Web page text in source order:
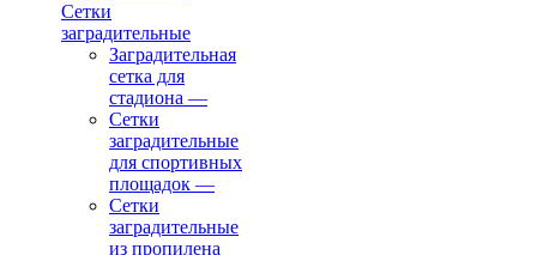
Сетки
заградительные
Заградительная
сетка для
стадиона —
Сетки
заградительные
для спортивных
площадок —
Сетки
заградительные
из пропилена